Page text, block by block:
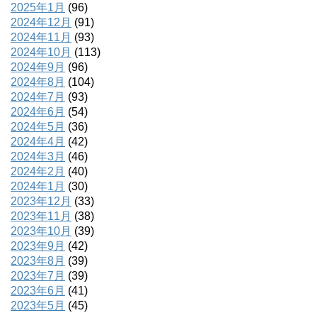
2025年1月 (96)
2024年12月 (91)
2024年11月 (93)
2024年10月 (113)
2024年9月 (96)
2024年8月 (104)
2024年7月 (93)
2024年6月 (54)
2024年5月 (36)
2024年4月 (42)
2024年3月 (46)
2024年2月 (40)
2024年1月 (30)
2023年12月 (33)
2023年11月 (38)
2023年10月 (39)
2023年9月 (42)
2023年8月 (39)
2023年7月 (39)
2023年6月 (41)
2023年5月 (45)